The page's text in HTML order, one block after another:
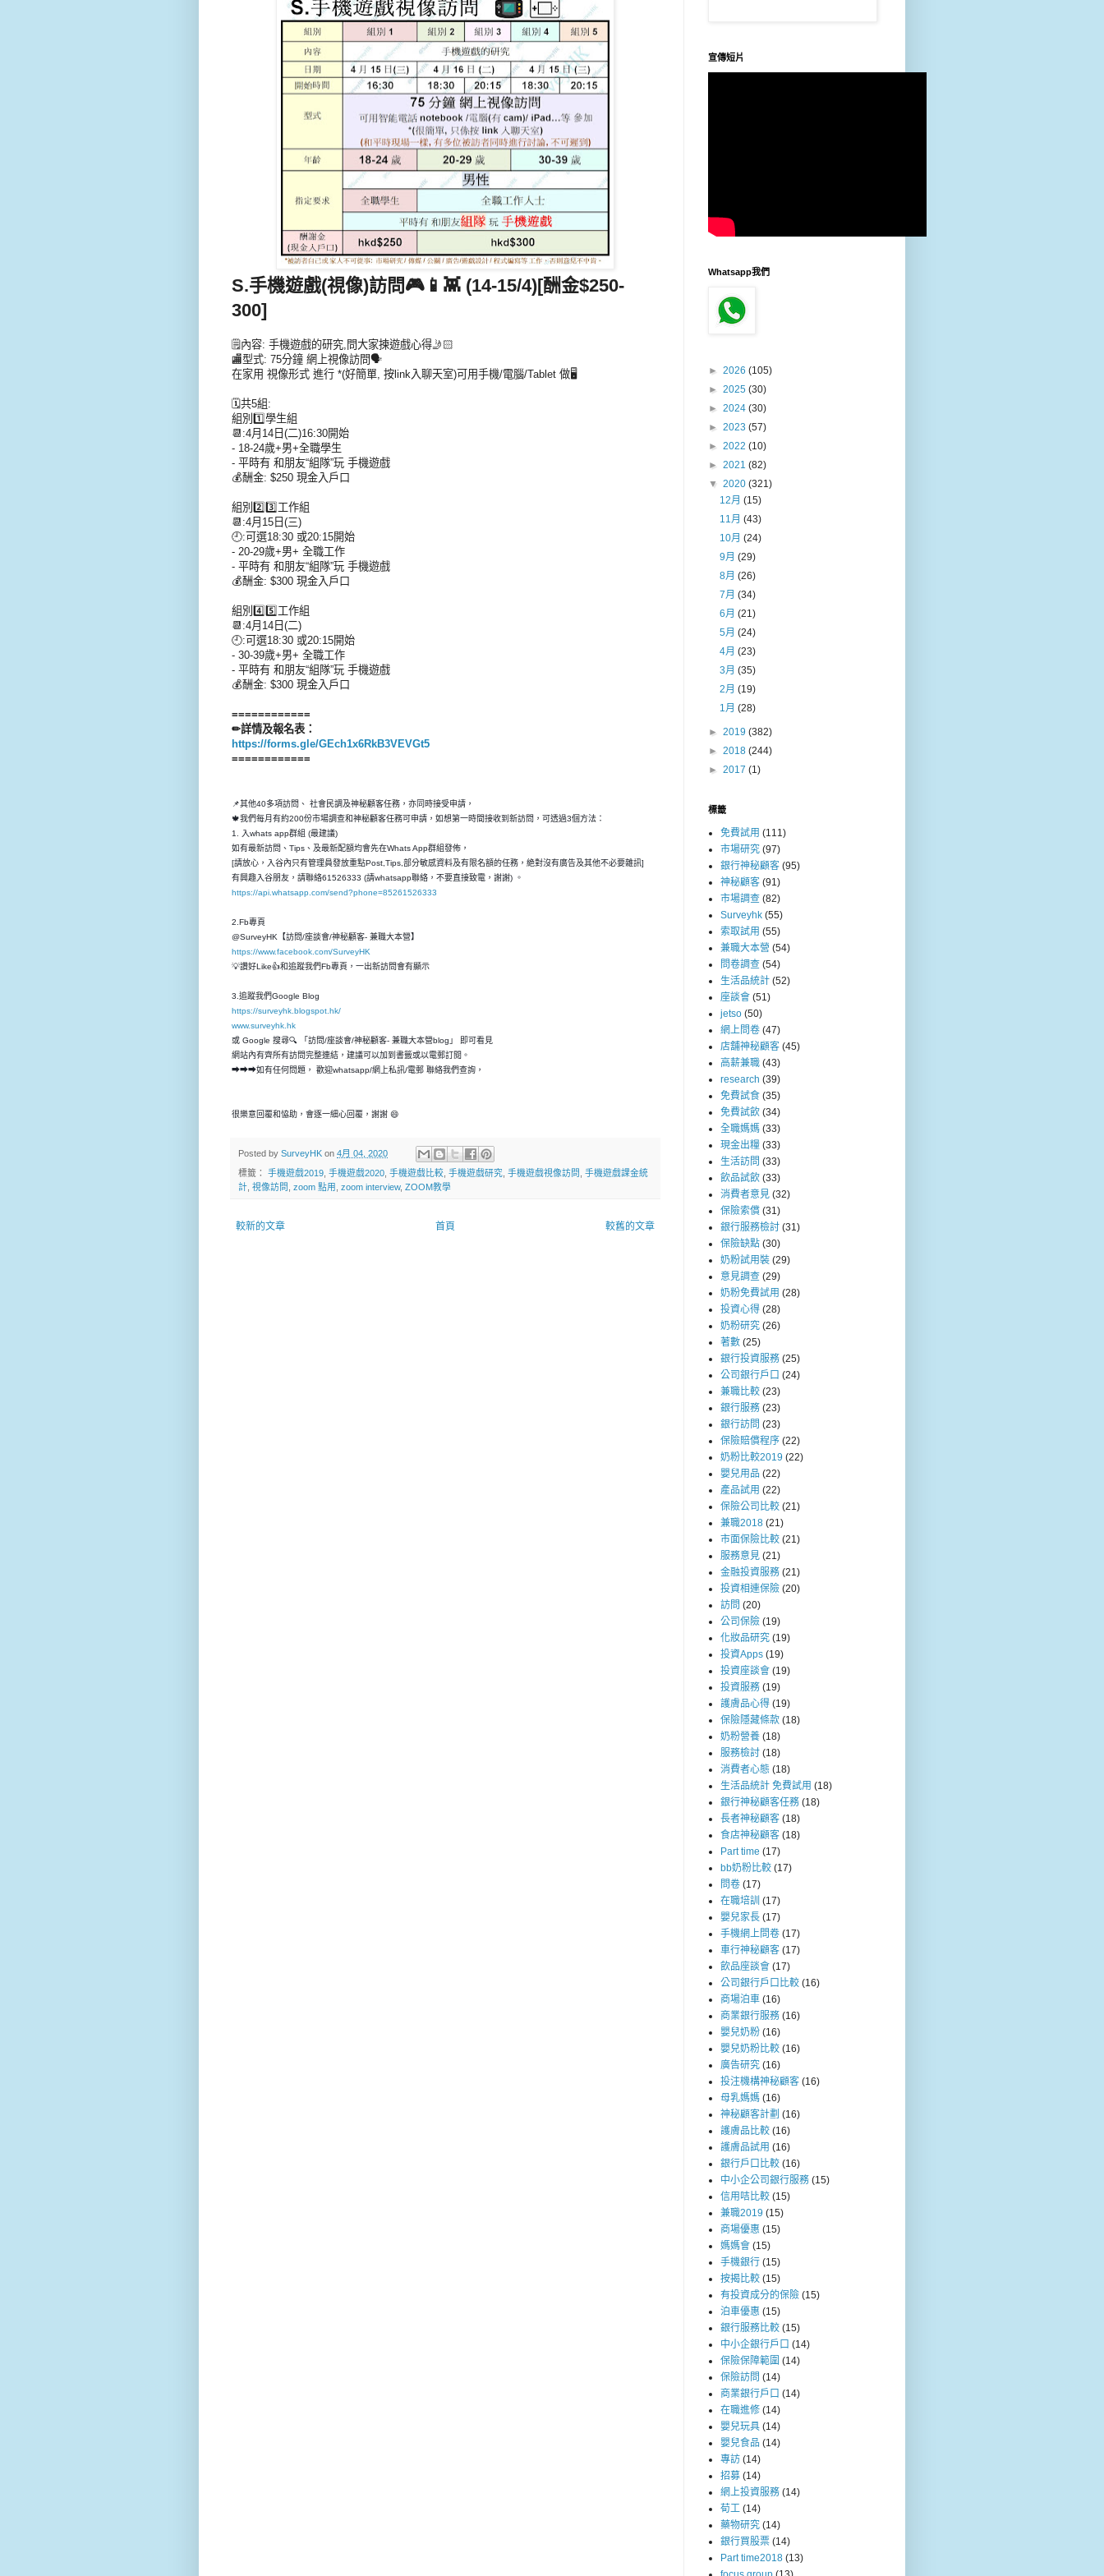
S.手機遊戲(視像)訪問🎮📱👾 (14-15/4)[酬金$250-
300]
🗒內容: 手機遊戲的研究,問大家揀遊戲心得🤳🏻
🏬型式: 75分鐘 網上視像訪問🗣️
在家用 視像形式 進行 *(好簡單, 按link入聊天室)可用手機/電腦/Tablet 做🖥️
🗓️共5組:
組別1️⃣學生組
📆:4月14日(二)16:30開始
- 18-24歲+男+全職學生
- 平時有 和朋友“組隊”玩 手機遊戲
💰酬金: $250 現金入戶口
組別2️⃣3️⃣工作組
📆:4月15日(三)
🕘:可選18:30 或20:15開始
- 20-29歲+男+ 全職工作
- 平時有 和朋友“組隊”玩 手機遊戲
💰酬金: $300 現金入戶口
組別4️⃣5️⃣工作組
📆:4月14日(二)
🕘:可選18:30 或20:15開始
- 30-39歲+男+ 全職工作
- 平時有 和朋友“組隊”玩 手機遊戲
💰酬金: $300 現金入戶口
============
✏詳情及報名表：
https://forms.gle/GEch1x6RkB3VEVGt5
============
📌其他40多項訪問、 社會民調及神秘顧客任務，亦同時接受申請，
🍁我們每月有約200份市場調查和神秘顧客任務可申請，如想第一時間接收到新訪問，可透過3個方法：
1. 入whats app群組 (最建議)
如有最新訪問、Tips、及最新配額均會先在Whats App群組發佈，
[請放心，入谷內只有管理員發放重點Post,Tips,部分敏感資料及有限名額的任務，絶對沒有廣告及其他不必要雜訊]
有興趣入谷朋友，請聯絡61526333 (請whatsapp聯絡，不要直接致電，謝謝) 。
https://api.whatsapp.com/send?phone=85261526333
2.Fb專頁
@SurveyHK【訪問/座談會/神秘顧客- 兼職大本營】
https://www.facebook.com/SurveyHK
💡讚好Like👍和追蹤我們Fb專頁，一出新訪問會有顯示
3.追蹤我們Google Blog
https://surveyhk.blogspot.hk/
www.surveyhk.hk
或 Google 搜尋🔍 「訪問/座談會/神秘顧客- 兼職大本營blog」 即可看見
網站內有齊所有訪問完整連結，建議可以加到書籤或以電郵訂閱。
➡➡➡如有任何問題， 歡迎whatsapp/網上私訊/電郵 聯絡我們查詢，
很樂意回覆和恊助，會逐一細心回覆，謝謝 😄
Posted by SurveyHK on 4月 04, 2020
標籤： 手機遊戲2019 手機遊戲2020 手機遊戲比較 手機遊戲研究 手機遊戲視像訪問
手機遊戲課金統
計 視像訪問 zoom 點用 zoom interview, ZOOM教學
較新的文章 較舊的文章
首頁
宣傳短片
Whatsapp我們
► 2026 (105)
► 2025 (30)
► 2024 (30)
► 2023 (57)
► 2022 (10)
► 2021 (82)
▼ 2020 (321)
12月(15)
11月(43)
10月(24)
9月(29)
8月(26)
7月(34)
6月(21)
5月(24)
4月(23)
3月(35)
2月(19)
1月(28)
► 2019 (382)
► 2018 (244)
► 2017 (1)
標籤
免費試用 (111)
市場研究 (97)
銀行神秘顧客 (95)
神秘顧客 (91)
市場調查 (82)
Surveyhk (55)
索取試用 (55)
兼職大本營 (54)
問卷調查 (54)
生活品統計 (52)
座談會 (51)
jetso (50)
網上問卷 (47)
店舖神秘顧客 (45)
高薪兼職 (43)
research (39)
免費試食 (35)
免費試飲 (34)
全職媽媽 (33)
現金出糧 (33)
生活訪問 (33)
飲品試飲 (33)
消費者意見 (32)
保險索償 (31)
銀行服務檢討 (31)
保險缺點 (30)
奶粉試用裝 (29)
意見調查 (29)
奶粉免費試用 (28)
投資心得 (28)
奶粉研究 (26)
著數 (25)
銀行投資服務 (25)
公司銀行戶口 (24)
兼職比較 (23)
銀行服務 (23)
銀行訪問 (23)
保險賠償程序 (22)
奶粉比較2019 (22)
嬰兒用品 (22)
產品試用 (22)
保險公司比較 (21)
兼職2018 (21)
市面保險比較 (21)
服務意見 (21)
金融投資服務 (21)
投資相連保險 (20)
訪問 (20)
公司保險 (19)
化妝品研究 (19)
投資Apps (19)
投資座談會 (19)
投資服務 (19)
護膚品心得 (19)
保險隱藏條款 (18)
奶粉營養 (18)
服務檢討 (18)
消費者心態 (18)
生活品統計 免費試用 (18)
銀行神秘顧客任務 (18)
長者神秘顧客 (18)
食店神秘顧客 (18)
Part time (17)
bb奶粉比較 (17)
問卷 (17)
在職培訓 (17)
嬰兒家長 (17)
手機網上問卷 (17)
車行神秘顧客 (17)
飲品座談會 (17)
公司銀行戶口比較 (16)
商場泊車 (16)
商業銀行服務 (16)
嬰兒奶粉 (16)
嬰兒奶粉比較 (16)
廣告研究 (16)
投注機構神秘顧客 (16)
母乳媽媽 (16)
神秘顧客計劃 (16)
護膚品比較 (16)
護膚品試用 (16)
銀行戶口比較 (16)
中小企公司銀行服務 (15)
信用咭比較 (15)
兼職2019 (15)
商場優惠 (15)
媽媽會 (15)
手機銀行 (15)
按揭比較 (15)
有投資成分的保險 (15)
泊車優惠 (15)
銀行服務比較 (15)
中小企銀行戶口 (14)
保險保障範圍 (14)
保險訪問 (14)
商業銀行戶口 (14)
在職進修 (14)
嬰兒玩具 (14)
嬰兒食品 (14)
專訪 (14)
招募 (14)
網上投資服務 (14)
荀工 (14)
藥物研究 (14)
銀行買股票 (14)
Part time2018 (13)